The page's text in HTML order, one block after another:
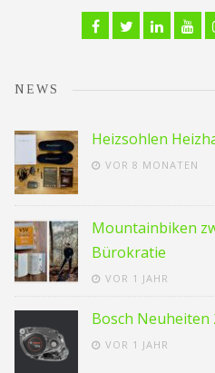
Facebook
TwitterLinkedin
NEWS
Heizsohlen
VOR 8 MONATEN
Mountainbiken
Bürokratie
VOR 1 JAHR
Bosch Neuheiten
VOR 1 JAHR